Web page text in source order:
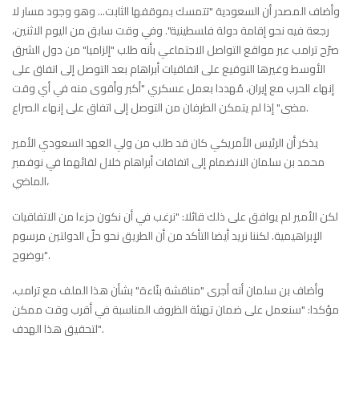
وأضاف المصدر أن السعودية "تتمسك بموقفها الثابت... وهو وجود مسار لا
رجعة فيه نحو إقامة دولة فلسطينية". وفي وقت سابق من اليوم الاثنين،
صرّح ترامب عبر مواقع التواصل الاجتماعي بأنه طلب "إلزاميا" من دول الشرق
الأوسط وغيرها التوقيع على اتفاقيات أبراهام بعد التوصل إلى اتفاق على
إنهاء الحرب مع إيران، مُهددا بعمل عسكري "أكبر وأقوى منه في أي وقت
مضى" إذا لم يتمكن الطرفان من التوصل إلى اتفاق على إنهاء الصراع.
يذكر أن الرئيس الأمريكي كان قد طلب من ولي العهد السعودي الأمير
محمد بن سلمان الانضمام إلى اتفاقات أبراهام خلال لقائهما في نوفمبر
الماضي،
لكن الأمير لم يوافق على ذلك قائلا: "نرغب في أن نكون جزءا من الاتفاقيات
الإبراهيمية. لكننا نريد أيضا التأكد من أن الطريق نحو حلّ الدولتين مرسوم
بوضوح".
وأضاف بن سلمان أنه أجرى "مناقشة بنّاءة" بشأن هذا الملف مع ترامب،
مؤكدا: "سنعمل على ضمان تهيئة الظروف المناسبة في أقرب وقت ممكن
لتحقيق هذا الهدف".